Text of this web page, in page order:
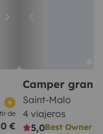
de
€
Camper gran
Saint-Malo
4 viajeros
5,0Best Owner